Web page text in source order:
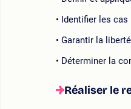
Identifier les
Garantir la
Déterminer la
Réaliser le